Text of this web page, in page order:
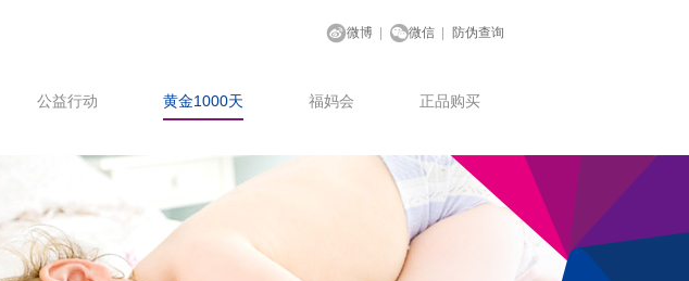
微博 微信 防伪查询
公益行动
儿童营养改善项目
黄金1000天 福妈会 正品购买